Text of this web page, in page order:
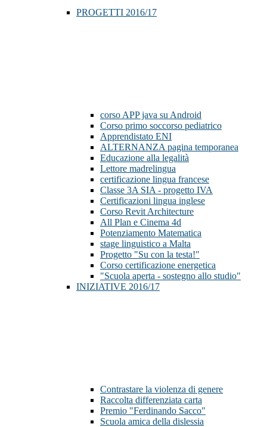
PROGETTI 2016/17
corso APP java su Android
Corso primo soccorso pediatrico
Apprendistato ENI
ALTERNANZA pagina temporanea
Educazione alla legalità
Lettore madrelingua
certificazione lingua francese
Classe 3A SIA - progetto IVA
Certificazioni lingua inglese
Corso Revit Architecture
All Plan e Cinema 4d
Potenziamento Matematica
stage linguistico a Malta
Progetto "Su con la testa!"
Corso certificazione energetica
"Scuola aperta - sostegno allo studio"
INIZIATIVE 2016/17
Contrastare la violenza di genere
Raccolta differenziata carta
Premio "Ferdinando Sacco"
Scuola amica della dislessia